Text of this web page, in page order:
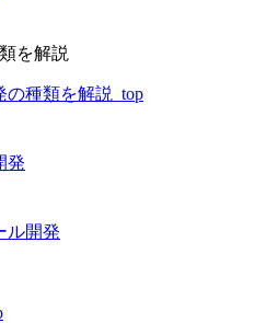
を解説
の種類を解説_top
発
ル開発